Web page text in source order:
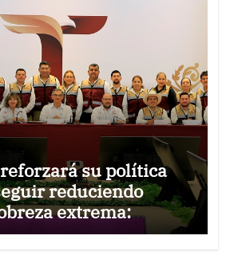
su política
reduciendo
extrema: